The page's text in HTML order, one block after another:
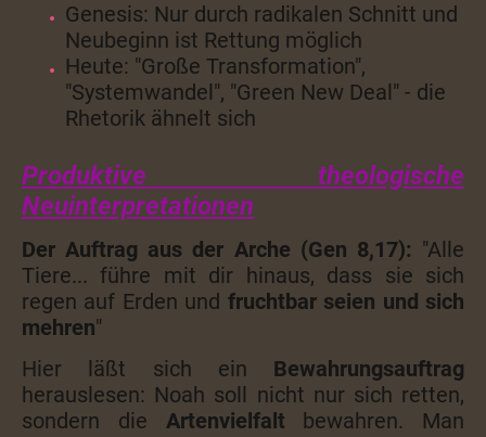
Genesis: Nur durch radikalen Schnitt und
Neubeginn ist Rettung möglich
Heute: "Große Transformation",
"Systemwandel", "Green New Deal" - die
Rhetorik ähnelt sich
Produktive theologische
Neuinterpretationen
Der Auftrag aus der Arche (Gen 8,17): "Alle
Tiere... führe mit dir hinaus, dass sie sich
regen auf Erden und fruchtbar seien und sich
mehren"
Hier läßt sich ein Bewahrungsauftrag
herauslesen: Noah soll nicht nur sich retten,
sondern die Artenvielfalt bewahren. Man